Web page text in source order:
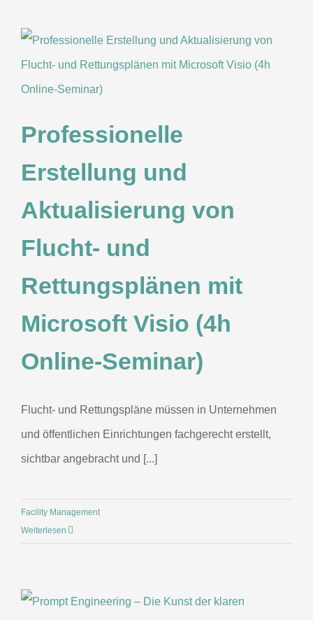
Professionelle
Erstellung und
Aktualisierung von
Flucht- und
Rettungsplänen mit
Microsoft Visio (4h
Online-Seminar)
Flucht- und Rettungspläne müssen in Unternehmen
und öffentlichen Einrichtungen fachgerecht erstellt,
sichtbar angebracht und [...]
Facility Management
Weiterlesen